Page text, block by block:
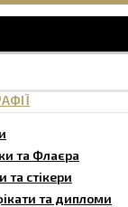
та Флаєра
та стікери
та дипломи